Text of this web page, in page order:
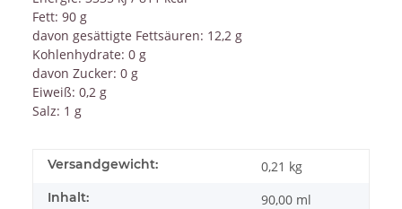
Fett: 90 g
davon gesättigte Fettsäuren: 12,2 g
Kohlenhydrate: 0 g
davon Zucker: 0 g
Eiweiß: 0,2 g
Salz: 1 g
Versandgewicht: 0,21 kg
Inhalt: 90,00 ml